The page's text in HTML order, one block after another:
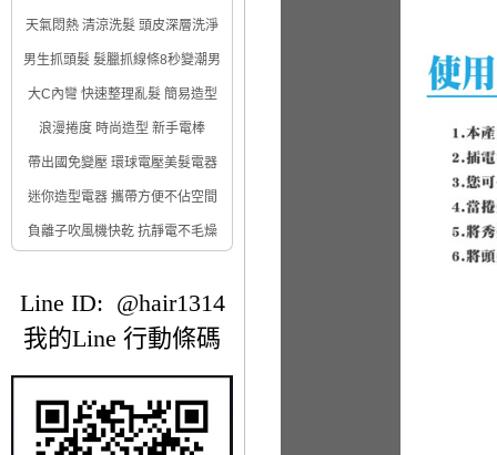
天氣悶熱 清涼洗髮 頭皮深層洗淨
男生抓頭髮 髮臘抓線條8秒變潮男
大C內彎 快速整理亂髮 簡易造型
浪漫捲度 時尚造型 新手電棒
帶出國免變壓 環球電壓美髮電器
迷你造型電器 攜帶方便不佔空間
負離子吹風機快乾 抗靜電不毛燥
Line ID: @hair1314
我的Line 行動條碼